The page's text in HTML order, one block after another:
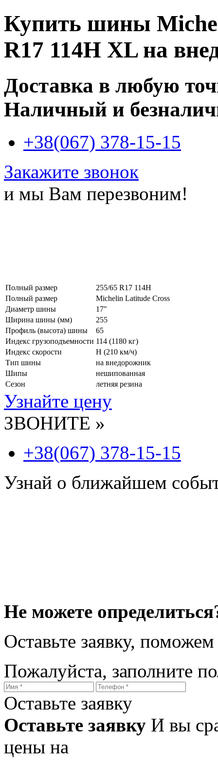
Купить шины
R17 114H XLна
Доставка в любую
Наличный и
+38(067) 378-15-15
Закажите звонок
и мы Вам перезвоним!
Полный размер
255/65 R17 114H
Полный размер
Michelin Latitude Cross
Диаметр шины
17"
Ширина шины (мм)
255
Профиль (высота) шины
65
Индекс грузоподъемности 114 (1180 кг)
Индекс скорости
H (210 км/ч)
Тип шины
на внедорожник
Шипы
нешипованная
Сезон
летняя резина
Узнайте цену
ЗВОНИТЕ »
+38(067) 378-15-15
Узнай о ближайшем
Не можете
Оставьте заявку,
Пожалуйста, заполните
Оставьте заявку
Оставьте заявку И вы
цены на